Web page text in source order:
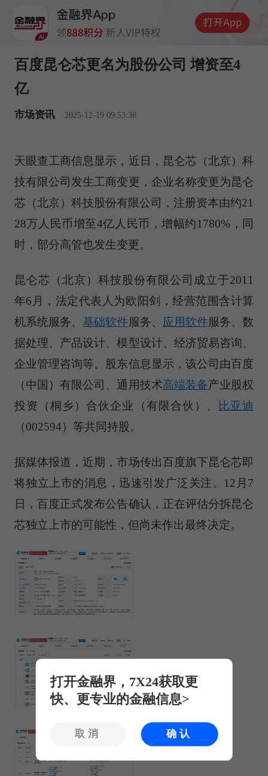
百度昆仑芯更名为股份公司 增资至4
亿
市场资讯 2025-12-19 09:53:38
天眼查工商信息显示，近日，昆仑芯（北京）科
技有限公司发生工商变更，企业名称变更为昆仑
芯（北京）科技股份有限公司，注册资本由约21
28万人民币增至4亿人民币，增幅约1780%，同
时，部分高管也发生变更。
昆仑芯（北京）科技股份有限公司成立于2011
年6月，法定代表人为欧阳剑，经营范围含计算
机系统服务、 基础软件 服务、 应用软件服务、数
据处理、产品设计、模型设计、经济贸易咨询、
企业管理咨询等。股东信息显示，该公司由百度
（中国）有限公司、通用技术高端装备产业股权
投资（桐乡）合伙企业（有限合伙）、
比亚迪
（002594）等共同持股。
据媒体报道，近期，市场传出百度旗下昆仑芯即
将独立上市的消息，迅速引发广泛关注。12月7
日，百度正式发布公告确认，正在评估分拆昆仑
芯独立上市的可能性，但尚未作出最终决定。
打开金融界，7X24获取更
快、更专业的金融信息>
取消 确认